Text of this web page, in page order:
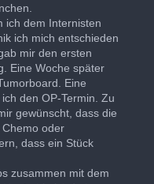
ich dem Internisten
ich mich entschieden
mir den ersten
Eine Woche später
Eine
den OP-Termin. Zu
gewünscht, dass die
oder
dass ein Stück
zusammen mit dem